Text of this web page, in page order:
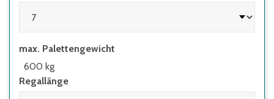
max. Palettengewicht
600 kg
Regallänge